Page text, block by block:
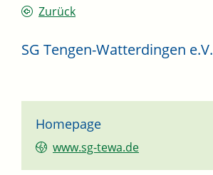
Zurück
SG Tengen-Watterdingen e.V.
Homepage
www.sg-tewa.de